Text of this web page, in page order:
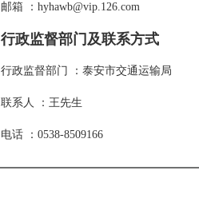
邮箱 ：hyhawb@vip.126.com
行政监督部门及联系方式
行政监督部门 ：泰安市交通运输局
联系人 ：王先生
电话 ：0538-8509166